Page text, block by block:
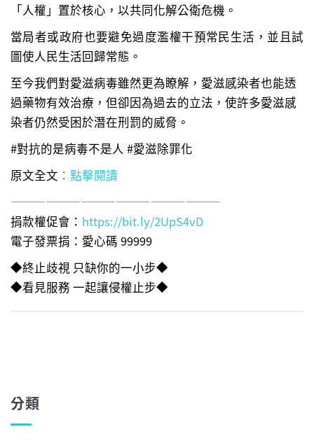
「人權」置於核心，以共同化解公衛危機。
當局者或政府也要避免過度濫權干預常民生活，並且試
圖使人民生活回歸常態。
至今我們對愛滋病毒雖然更為瞭解，愛滋感染者也能透
過藥物有效治療，但卻因為過去的立法，使許多愛滋感
染者仍然受困於潛在刑罰的威脅。
#對抗的是病毒不是人 #愛滋除罪化
原文全文 ： 點擊閱讀
——————————————————
捐款權促會： https://bit.ly/2UpS4vD
電子發票捐：愛心碼 99999
◆終止歧視 只缺你的一小步◆
◆看見服務 一起讓侵權止步◆
分類